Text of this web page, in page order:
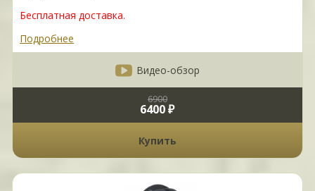
Бесплатная доставка.
Подробнее
Видео-обзор
6900
6400 ₽
Купить